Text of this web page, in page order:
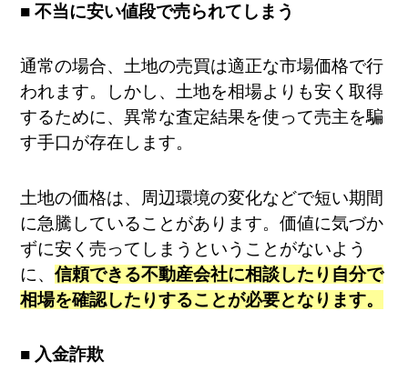
■ 不当に安い値段で売られてしまう
通常の場合、土地の売買は適正な市場価格で行
われます。しかし、土地を相場よりも安く取得
するために、異常な査定結果を使って売主を騙
す手口が存在します。
土地の価格は、周辺環境の変化などで短い期間
に急騰していることがあります。価値に気づか
ずに安く売ってしまうということがないよう
に、信頼できる不動産会社に相談したり自分で
相場を確認したりすることが必要となります。
■ 入金詐欺